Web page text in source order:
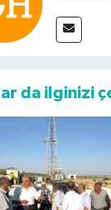
da ilginizi